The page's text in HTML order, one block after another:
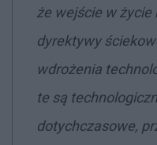
że wejście w
dyrektywy
wdrożenia
te są
dotychczasowe,